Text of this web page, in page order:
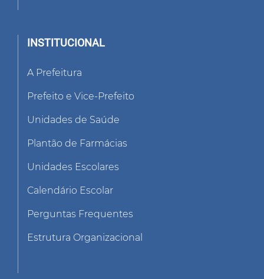
INSTITUCIONAL
A Prefeitura
Prefeito e Vice-Prefeito
Unidades de Saúde
Plantão de Farmácias
Unidades Escolares
Calendário Escolar
Perguntas Frequentes
Estrutura Organizacional